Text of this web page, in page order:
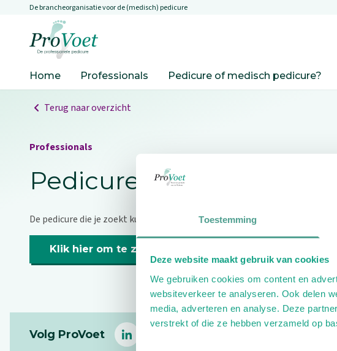
Toestemming
Deze website maakt gebruik van cookies
We gebruiken cookies om content en
websiteverkeer te analyseren. Ook delen
media, adverteren en analyse. Deze
verstrekt of die ze hebben verzameld op
Overslaan en naar de inhoud gaan
De brancheorganisatie voor de (medisch) pedicure
Home Professionals Pedicure of medisch pedicure?
Terug naar overzicht
Professionals
Pedicure niet gevonden
De pedicure die je zoekt kunnen we niet vinden.
Klik hier om te zoeken naar een andere pedicure.
Volg ProVoet
linkedin